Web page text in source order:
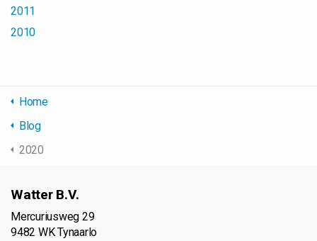
2011
2010
Home
Blog
2020
Watter B.V.
Mercuriusweg 29
9482 WK Tynaarlo